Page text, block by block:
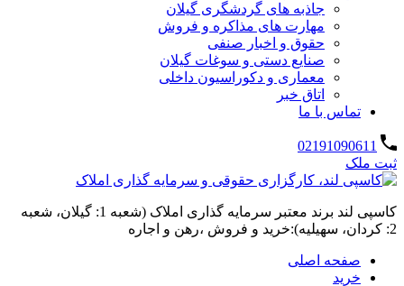
جاذبه های گردشگری گیلان
مهارت های مذاکره و فروش
حقوق و اخبار صنفی
صنایع دستی و سوغات گیلان
معماری و دکوراسیون داخلی
اتاق خبر
تماس با ما
02191090611
ثبت ملک
کاسپی لند برند معتبر سرمایه گذاری املاک (شعبه 1: گیلان، شعبه
2: کردان، سهیلیه):خرید و فروش ،رهن و اجاره
صفحه اصلی
خرید